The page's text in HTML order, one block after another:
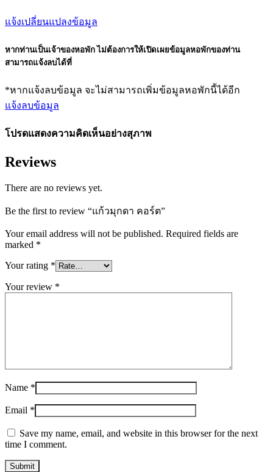
แจ้งเปลี่ยนแปลงข้อมูล
หากท่านเป็นเจ้าของหอพัก ไม่ต้องการให้เปิดเผยข้อมูลหอพักของท่าน
สามารถแจ้งลบได้ที่
*หากแจ้งลบข้อมูล จะไม่สามารถเพิ่มข้อมูลหอพักนี้ได้อีก
แจ้งลบข้อมูล
โปรดแสดงความคิดเห็นอย่างสุภาพ
Reviews
There are no reviews yet.
Be the first to review “แก้วมุกดา คอร์ต”
Your email address will not be published. Required fields are
marked *
Your rating *
Your review *
Name *
Email *
Save my name, email, and website in this browser for the next
time I comment.